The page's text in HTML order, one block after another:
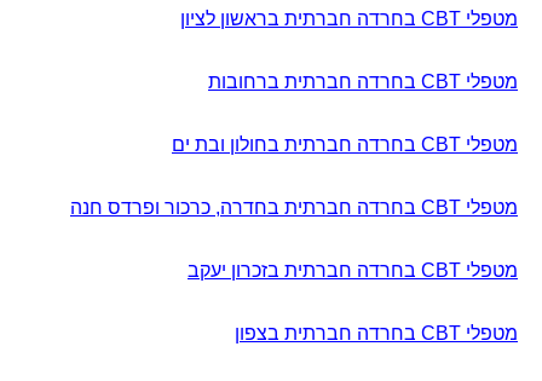
מטפלי CBT בחרדה חברתית בראשון לציון
מטפלי CBT בחרדה חברתית ברחובות
מטפלי CBT בחרדה חברתית בחולון ובת ים
מטפלי CBT בחרדה חברתית בחדרה, כרכור ופרדס חנה
מטפלי CBT בחרדה חברתית בזכרון יעקב
מטפלי CBT בחרדה חברתית בצפון